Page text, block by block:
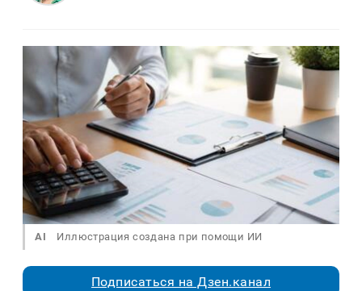
AI Иллюстрация создана при помощи ИИ
Подписаться на Дзен.канал